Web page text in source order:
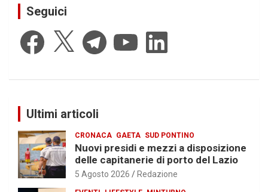
Seguici
Facebook Telegram YouTube LinkedIn
Ultimi articoli
CRONACA GAETA SUD PONTINO
Nuovi presidi e mezzi a disposizione
delle capitanerie di porto del Lazio
5 Agosto 2026 Redazione